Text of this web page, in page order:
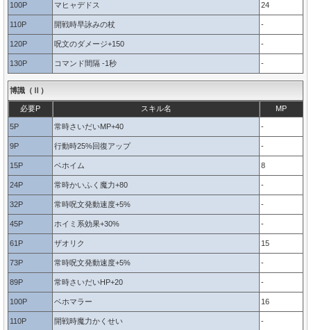
100P マヒャデドス 24
110P 開戦時早詠みの杖 -
120P 呪文のダメージ+150 -
130P コマンド間隔 -1秒 -
博識（Ⅱ）
必要P スキル名 MP
5P 常時さいだいMP+40 -
9P 行動時25%回復アップ -
15P ベホイム 8
24P 常時かいふく魔力+80 -
32P 常時呪文発動速度+5% -
45P ホイミ系効果+30% -
61P ザオリク 15
73P 常時呪文発動速度+5% -
89P 常時さいだいHP+20 -
100P ベホマラー 16
110P 開戦時魔力かくせい -